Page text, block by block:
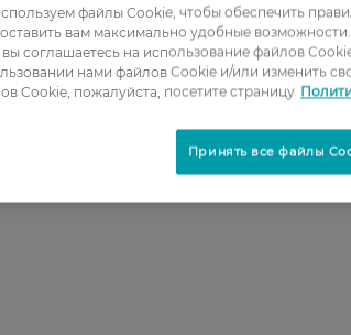
питания и восстановления.
файлы Cookie, чтобы обеспечить
вам максимально удобные
вы соглашаетесь на использование файлов
нами файлов Cookie и/или изменить
Cookie, пожалуйста, посетите страницу
Принять все файлы